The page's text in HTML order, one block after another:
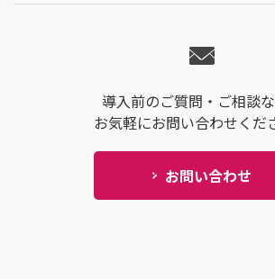
導入前のご質問・ご相談な
お気軽にお問い合わせくだ
お問い合わせ